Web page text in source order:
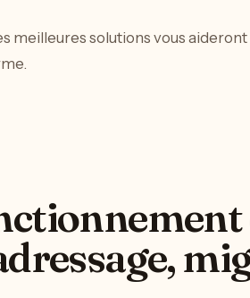
meilleures solutions vous